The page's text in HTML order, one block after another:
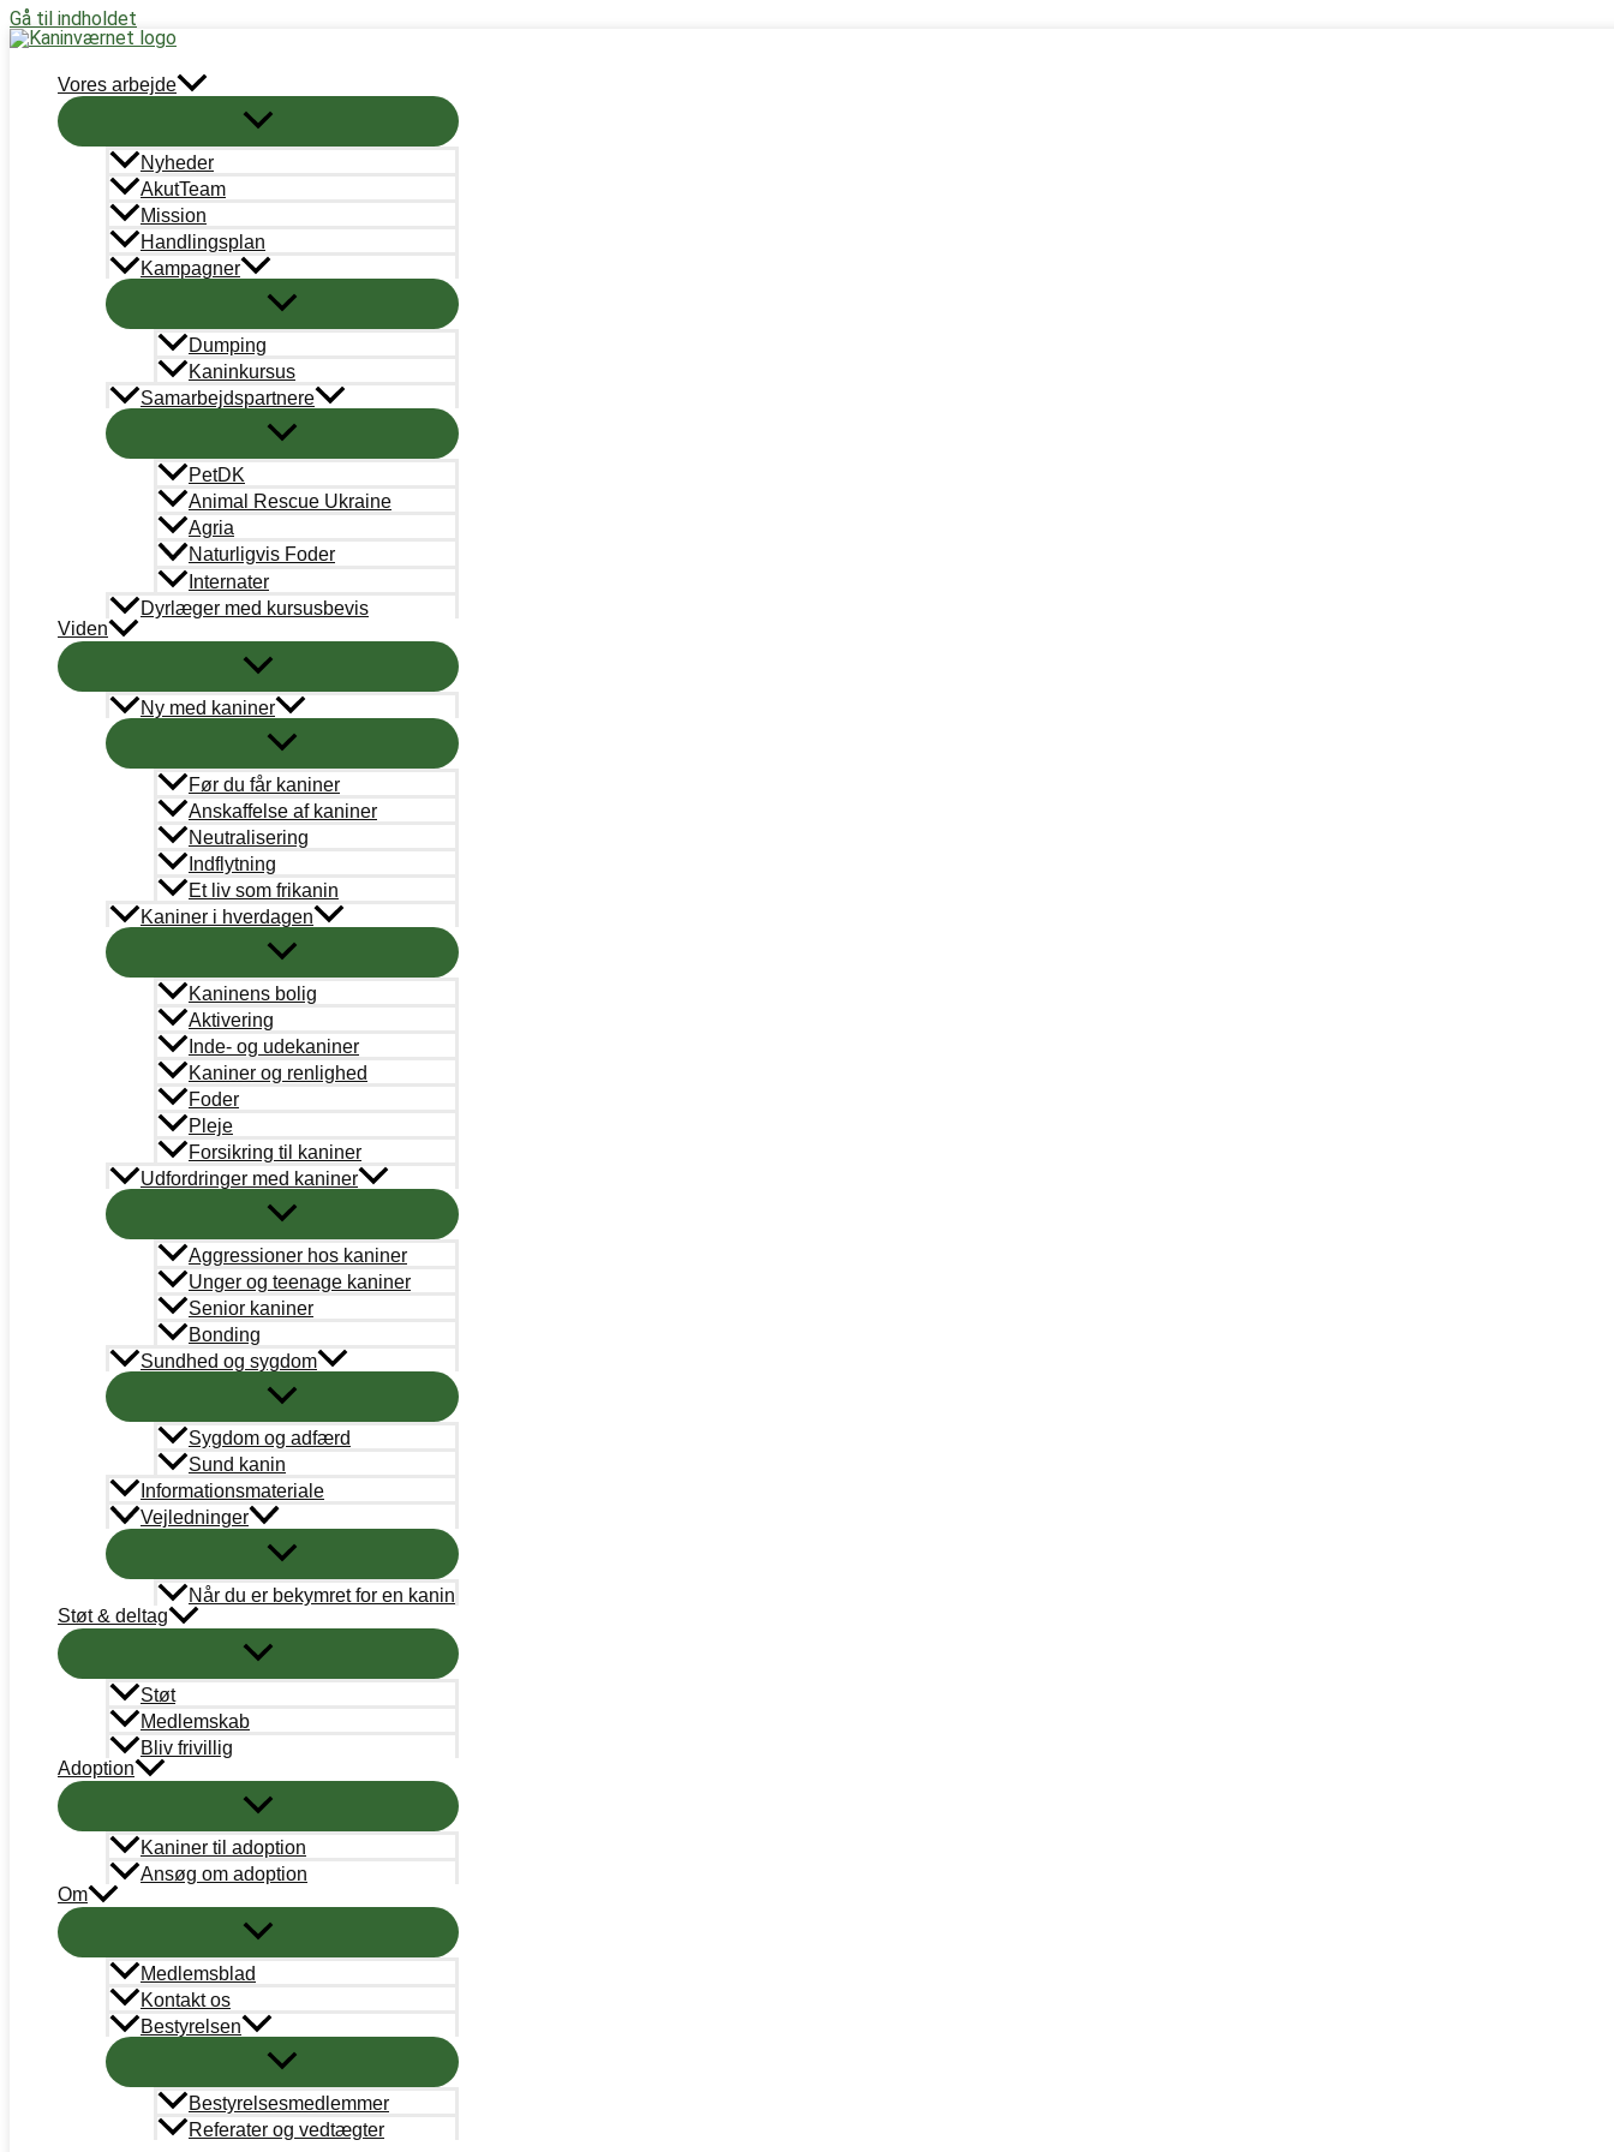
Gå til indholdet
Vores arbejde
Nyheder
AkutTeam
Mission
Handlingsplan
Kampagner
Dumping
Kaninkursus
Samarbejdspartnere
PetDK
Animal Rescue Ukraine
Agria
Naturligvis Foder
Internater
Dyrlæger med kursusbevis
Viden
Ny med kaniner
Før du får kaniner
Anskaffelse af kaniner
Neutralisering
Indflytning
Et liv som frikanin
Kaniner i hverdagen
Kaninens bolig
Aktivering
Inde- og udekaniner
Kaniner og renlighed
Foder
Pleje
Forsikring til kaniner
Udfordringer med kaniner
Aggressioner hos kaniner
Unger og teenage kaniner
Senior kaniner
Bonding
Sundhed og sygdom
Sygdom og adfærd
Sund kanin
Informationsmateriale
Vejledninger
Når du er bekymret for en kanin
Støt & deltag
Støt
Medlemskab
Bliv frivillig
Adoption
Kaniner til adoption
Ansøg om adoption
Om
Medlemsblad
Kontakt os
Bestyrelsen
Bestyrelsesmedlemmer
Referater og vedtægter
Støt nu
IMG_6130
Skriv en kommentar / Af
Forrige Medie
Skriv et svar
Du skal være for at skrive en kommentar.
KANINVÆRNET
CVRnr.: 38787101
info@kaninvaernet.dk
AkutTeam
akutteam@kaninvaernet.dk
NYTTIGE LINKS
Vores arbejde
Bestyrelse
Læringsportal
Kaninregister
Bliv medlem
Handelsbetingelser
Abonnementsbetingelser
PetDK
Cookiepolitik
STØT
Arbejdernes Landsbank
Kun donationer:
Reg# 5359 Konto#0245988
Øvrigt: Reg# 5359 Konto# 0000245058
Mobilepay
Kun donationer: #311658
Støt nu